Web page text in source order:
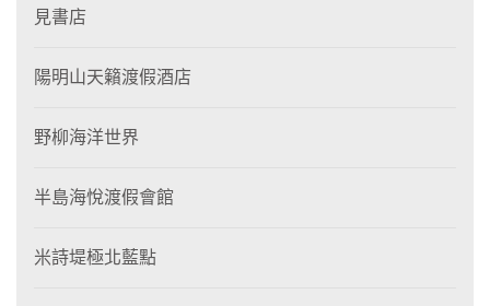
見書店
陽明山天籟渡假酒店
野柳海洋世界
半島海悅渡假會館
米詩堤極北藍點